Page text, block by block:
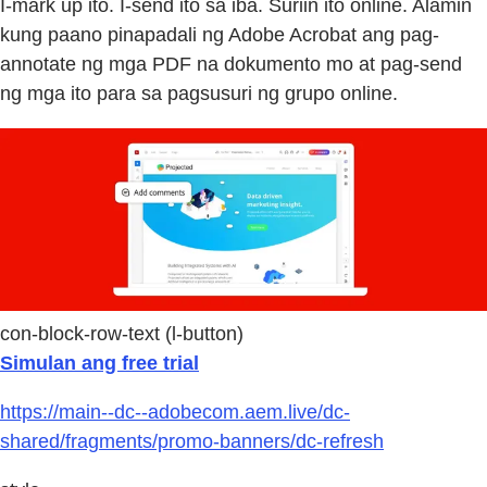
I-mark up ito. I-send ito sa iba. Suriin ito online. Alamin
kung paano pinapadali ng Adobe Acrobat ang pag-
annotate ng mga PDF na dokumento mo at pag-send
ng mga ito para sa pagsusuri ng grupo online.
con-block-row-text (l-button)
Simulan ang free trial
https://main--dc--adobecom.aem.live/dc-
shared/fragments/promo-banners/dc-refresh